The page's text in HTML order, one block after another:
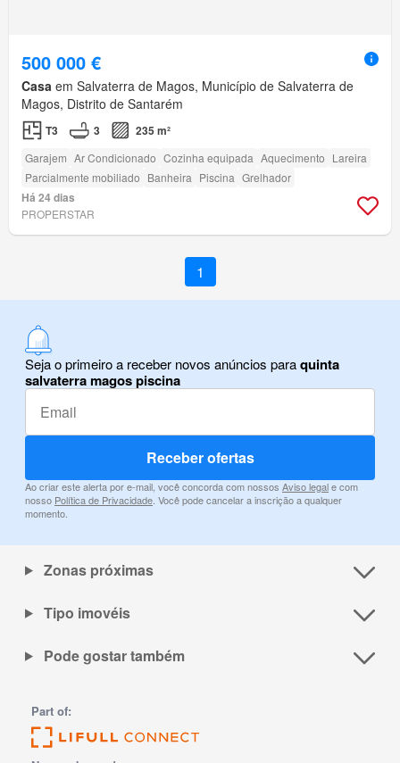
500 000 €
Casa em Salvaterra de Magos, Município de Salvaterra de
Magos, Distrito de Santarém
T3 3 235 m²
Garajem Ar Condicionado Cozinha equipada Aquecimento Lareira
Parcialmente mobiliado Banheira Piscina Grelhador
Há 24 dias
PROPERSTAR
1
Seja o primeiro a receber novos anúncios paraquinta
salvaterra magos piscina
Receber ofertas
Ao criar este alerta por e-mail, você concorda com nossos Aviso legale com
nosso Política de Privacidade . Você pode cancelar a inscrição a qualquer
momento.
Zonas próximas
Tipo imovéis
Pode gostar também
Part of: